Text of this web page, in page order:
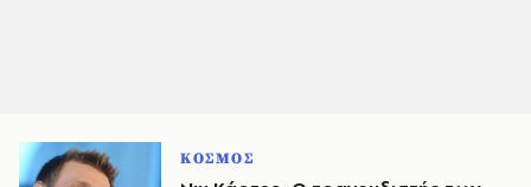
ΚΟΣΜΟΣ